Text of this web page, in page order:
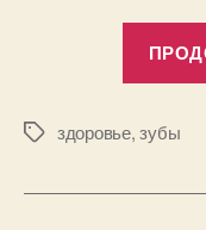
Позначки
здоровье,зубы